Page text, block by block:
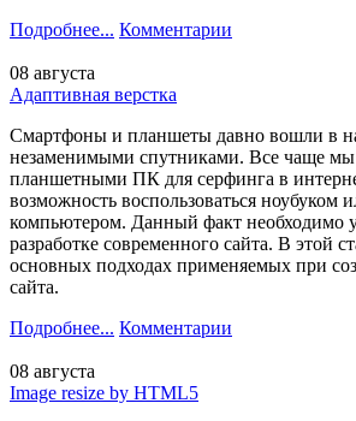
Подробнее... Комментарии
08 августа
Адаптивная верстка
Смартфоны и планшеты давно вошли в
незаменимыми спутниками. Все чаще мы
планшетными ПК для серфинга в
возможность воспользоваться ноубуком
компьютером. Данный факт необходимо
разработке современного сайта. В этой
основных подходах применяемых при
сайта.
Подробнее... Комментарии
08 августа
Image resize by HTML5